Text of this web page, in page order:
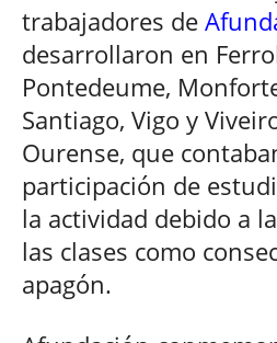
trabajadores de
desarrollaron en
Pontedeume,
Santiago, Vigo y
Ourense, que
participación de
la actividad debido a
las clases como
apagón.